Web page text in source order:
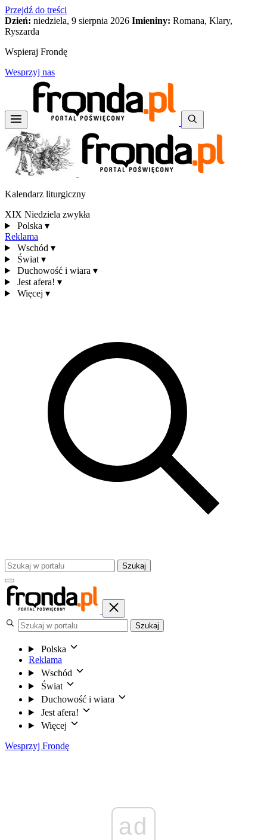
Przejdź do treści
Dzień: niedziela, 9 sierpnia 2026 Imieniny: Romana, Klary,
Ryszarda
Wspieraj Frondę
Wesprzyj nas
Kalendarz liturgiczny
XIX Niedziela zwykła
Polska ▾
Reklama
Wschód ▾
Świat ▾
Duchowość i wiara ▾
Jest afera! ▾
Więcej ▾
Szukaj
Szukaj
Polska
Reklama
Wschód
Świat
Duchowość i wiara
Jest afera!
Więcej
Wesprzyj Frondę
ad